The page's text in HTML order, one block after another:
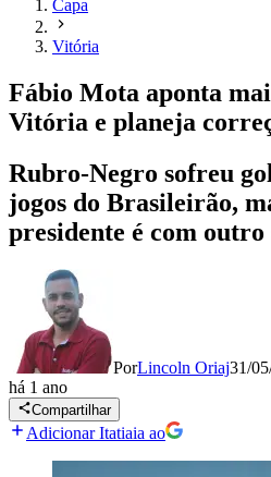
Capa
Vitória
Fábio Mota aponta
Vitória e planeja
Rubro-Negro sofreu
jogos do Brasileirão,
presidente é com outro
PorLincoln Oriaj31/
há 1 ano
Compartilhar
Adicionar Itatiaia ao